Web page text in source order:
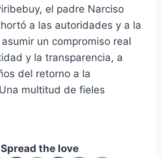
el padre Narciso
a las autoridades y a la
un compromiso real
y la transparencia, a
del retorno a la
multitud de fieles
Spread the love